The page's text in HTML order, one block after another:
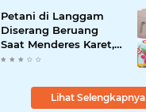
Ringan
Petani di Langgam
Diserang Beruang
Saat Menderes Karet,
BBKSDA Riau
Lihat Selengkapnya